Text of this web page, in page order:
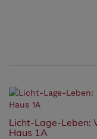
Licht-Lage-Leben:
Haus 1A